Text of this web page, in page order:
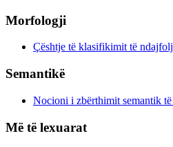
Morfologji
Çështje të klasifikimit të
Semantikë
Nocioni i zbërthimit semantik
Më të lexuarat